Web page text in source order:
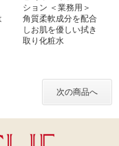
ション ＜業務用＞
角質柔軟成分を配合
しお肌を優しい拭き
取り化粧水
次の商品へ